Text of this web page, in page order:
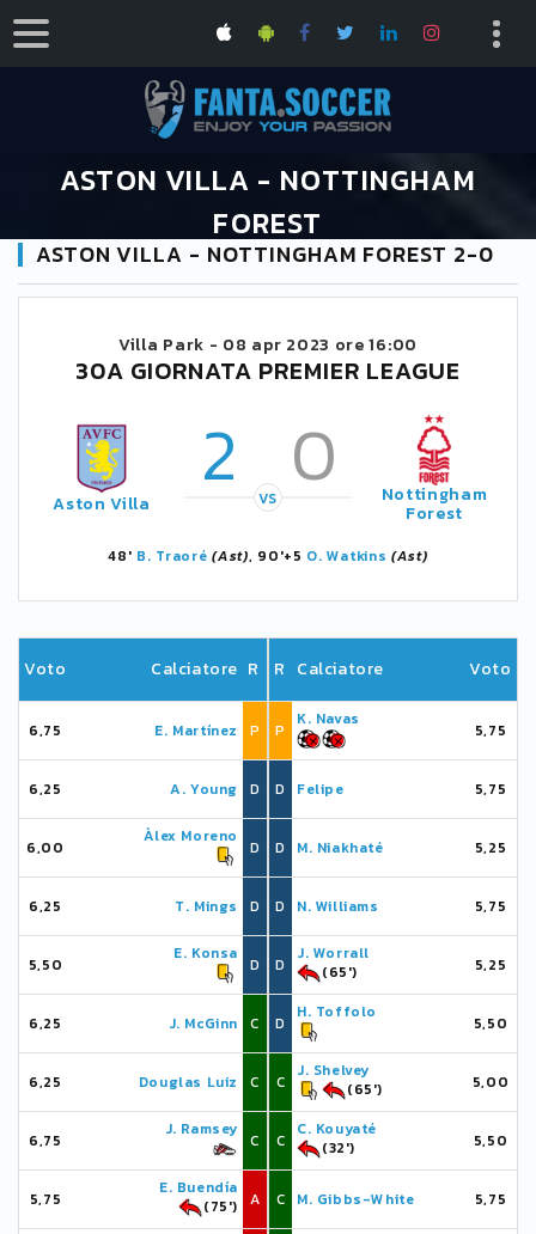
ASTON VILLA - NOTTINGHAM
FOREST
HOME
CALENDARIO PREMIER LEAGUE 2022/2023
ASTON VILLA - NOTTINGHAM FOREST
ASTON VILLA - NOTTINGHAM FOREST 2-0
Villa Park - 08 apr 2023 ore 16:00
30A GIORNATA PREMIER LEAGUE
Aston Villa 2 0
VS Nottingham
Forest
48' B. Traoré (Ast), 90'+5 O. Watkins (Ast)
Voto Calciatore R
6,75 E. Martínez P
6,25 A. Young D
6,00
Àlex Moreno
D
6,25 T. Mings D
5,50
E. Konsa
D
6,25 J. McGinn C
6,25 Douglas Luiz C
6,75
J. Ramsey
C
5,75
E. Buendía
(75')
A
R Calciatore Voto
P
K. Navas
5,75
D Felipe 5,75
D M. Niakhaté 5,25
D N. Williams 5,75
D
J. Worrall
(65')
5,25
D
H. Toffolo
5,50
C
J. Shelvey
(65')
5,00
C
C. Kouyaté
(32')
5,50
C M. Gibbs-White 5,75